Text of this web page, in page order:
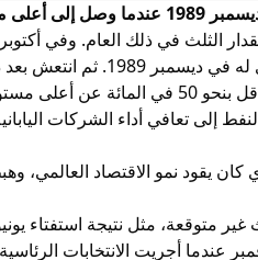
في عام 1989.
إلى تعافي أداء الشركات
للغاية بسبب أحداث غير متوقعة، مثل